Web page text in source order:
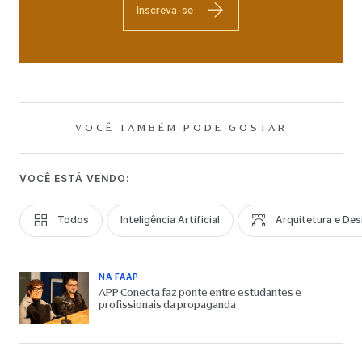
Inscreva-se
VOCÊ TAMBÉM PODE GOSTAR
VOCÊ ESTÁ VENDO:
Todos Inteligência Artificial Arquitetura e
NA FAAP
APP Conecta faz ponte entre estudantes e
profissionais da propaganda